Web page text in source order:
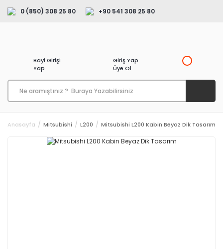
0 (850) 308 25 80 +90 541 308 25 80
Bayi Girişi
Yap
Giriş Yap
Üye Ol
Anasayfa Mitsubishi L200 Mitsubishi L200 Kabin Beyaz Dik Tasarım